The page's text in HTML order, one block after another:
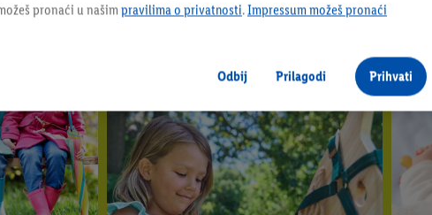
i trikovi za svakodnevicu s
pronaći u našim pravilima o privatnosti.Impressum možeš pronaći
Odbij Prilagodi Prihvati